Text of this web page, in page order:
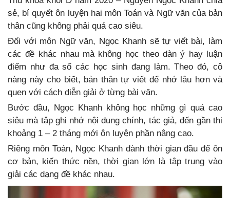
sẻ, bí quyết ôn luyện hai môn Toán và Ngữ văn của bản
thân cũng không phải quá cao siêu.
Đối với môn Ngữ văn, Ngọc Khanh sẽ tự viết bài, làm
các đề khác nhau mà không học theo dàn ý hay luận
điểm như đa số các học sinh đang làm. Theo đó, cô
nàng này cho biết, bản thân tự viết để nhớ lâu hơn và
quen với cách diễn giải ở từng bài văn.
Bước đầu, Ngọc Khanh không học những gì quá cao
siêu mà tập ghi nhớ nội dung chính, tác giả, đến gần thi
khoảng 1 – 2 tháng mới ôn luyện phần nâng cao.
Riêng môn Toán, Ngọc Khanh dành thời gian đầu để ôn
cơ bản, kiến thức nền, thời gian lớn là tập trung vào
giải các dạng đề khác nhau.